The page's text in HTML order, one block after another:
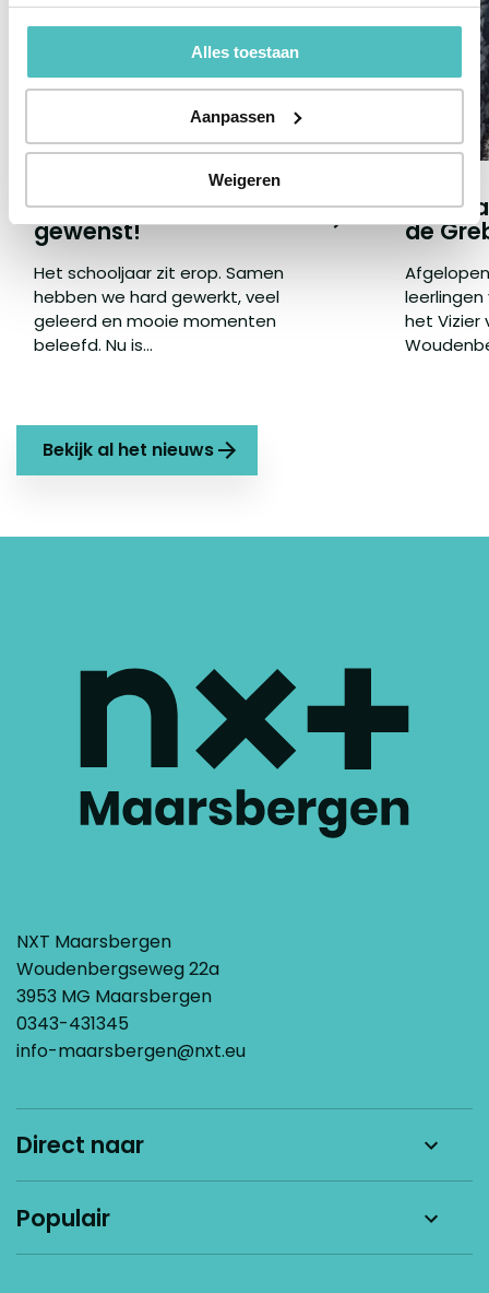
Alles toestaan
Aanpassen
Weigeren
Een fijne schoolvakantie
gewenst!
Het schooljaar zit erop. Samen
hebben we hard gewerkt, veel
geleerd en mooie momenten
beleefd. Nu is...
de
leerlingen
het Vizier
Bekijk al het nieuws
NXT Maarsbergen
Woudenbergseweg 22a
3953 MG Maarsbergen
0343-431345
info-maarsbergen@nxt.eu
Direct naar
Werken bij
Populair